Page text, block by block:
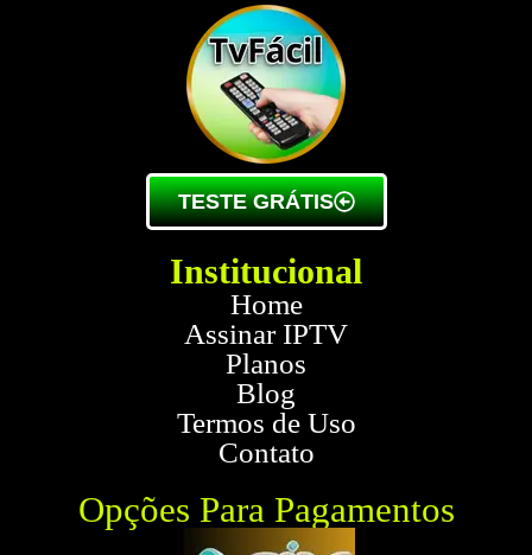
TESTE GRÁTIS
Institucional
Home
Assinar IPTV
Planos
Blog
Termos de Uso
Contato
Opções Para Pagamentos